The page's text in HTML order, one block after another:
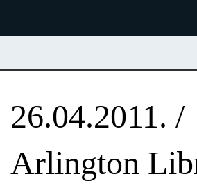
26.04.2011. /
Arlington